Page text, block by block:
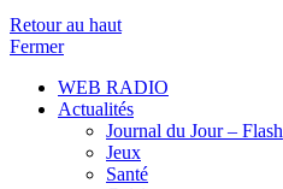
Retour au haut
Fermer
WEB RADIO
Actualités
Journal du Jour – Flash
Jeux
Santé